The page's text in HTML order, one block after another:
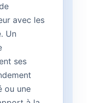
avec les
Un
ses
ou une